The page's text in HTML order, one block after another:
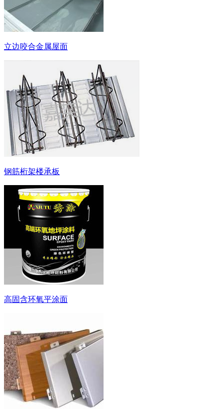
立边咬合金属屋面
钢筋桁架楼承板
高固含环氧平涂面